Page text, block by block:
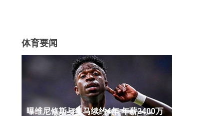
体育要闻
曝维尼修斯与皇马续约4年 年薪2400万